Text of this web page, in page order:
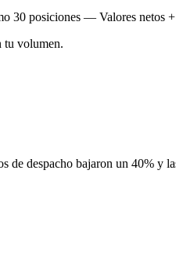
30 posiciones — Valores netos
tu volumen.
de despacho bajaron un 40% y